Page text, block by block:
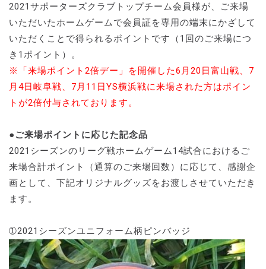
2021サポーターズクラブトップチーム会員様が、ご来場
いただいたホームゲームで会員証を専用の端末にかざして
いただくことで得られるポイントです（1回のご来場につ
き1ポイント）。
※「来場ポイント2倍デー」を開催した6月20日富山戦、7
月4日岐阜戦、7月11日YS横浜戦に来場された方はポイン
トが2倍付与されております。
●ご来場ポイントに応じた記念品
2021シーズンのリーグ戦ホームゲーム14試合におけるご
来場合計ポイント（通算のご来場回数）に応じて、感謝企
画として、下記オリジナルグッズをお渡しさせていただき
ます。
➀2021シーズンユニフォーム柄ピンバッジ